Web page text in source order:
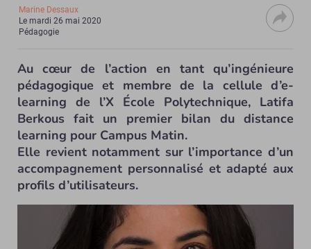
Marine Dessaux
Lemardi 26 mai 2020
Pédagogie
Au cœur de l’action en tant qu’ingénieure
pédagogique et membre de la cellule d’e-
learning de l’X École Polytechnique, Latifa
Berkous fait un premier bilan du distance
learning pour Campus Matin.
Elle revient notamment sur l’importance d’un
accompagnement personnalisé et adapté aux
profils d’utilisateurs.